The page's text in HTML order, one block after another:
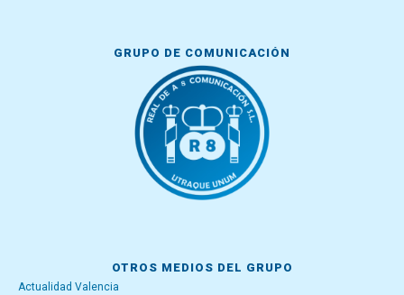
GRUPO DE COMUNICACIÓN
OTROS MEDIOS DEL GRUPO
Actualidad Valencia